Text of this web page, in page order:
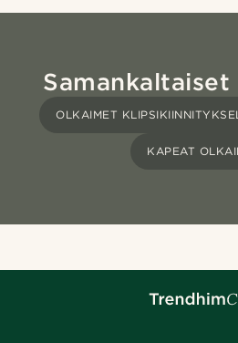
OLKAIMET
KAPEAT